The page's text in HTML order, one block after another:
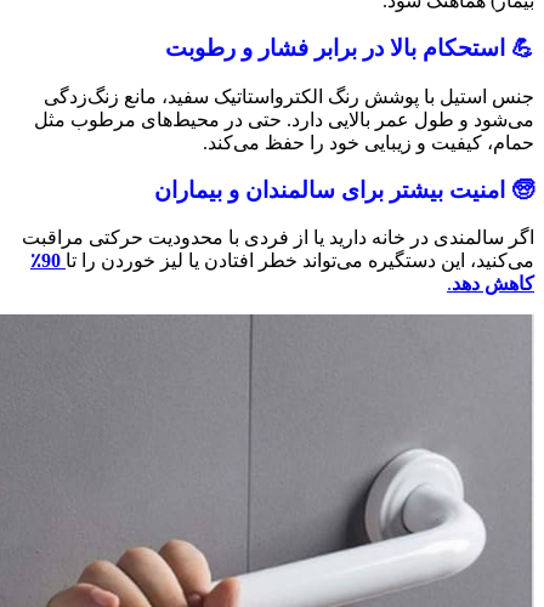
💪 استحکام بالا در برابر فشار و رطوبت
جنس استیل با پوشش رنگ الکترواستاتیک سفید، مانع زنگ‌زدگی
می‌شود و طول عمر بالایی دارد. حتی در محیط‌های مرطوب مثل
حمام، کیفیت و زیبایی خود را حفظ می‌کند.
🧓 امنیت بیشتر برای سالمندان و بیماران
اگر سالمندی در خانه دارید یا از فردی با محدودیت حرکتی مراقبت
می‌کنید، این دستگیره می‌تواند خطر افتادن یا لیز خوردن را تا
90٪
کاهش دهد.